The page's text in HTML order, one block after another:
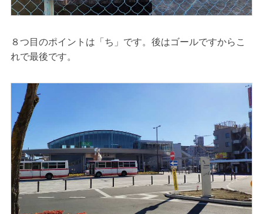
８つ目のポイントは「ち」です。後はゴールですからこ
れで最後です。